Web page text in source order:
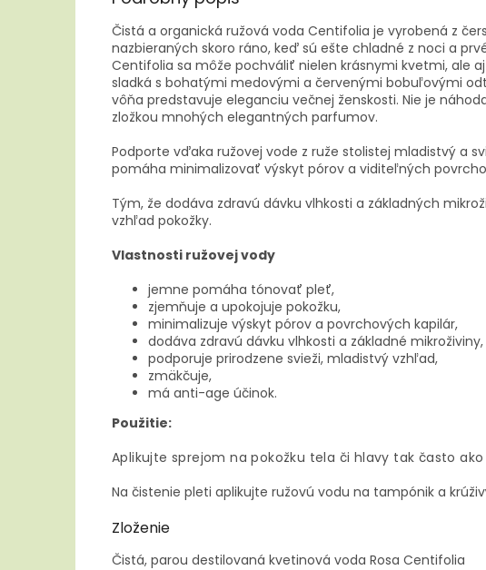
Čistá a organická ružová voda Centifolia je vyrobená z
nazbieraných skoro ráno, keď sú ešte chladné z noci a
Centifolia sa môže pochváliť nielen krásnymi kvetmi, ale
sladká s bohatými medovými a červenými bobuľovými
vôňa predstavuje eleganciu večnej ženskosti. Nie je
zložkou mnohých elegantných parfumov.
Podporte vďaka ružovej vode z ruže stolistej mladistvý a
pomáha minimalizovať výskyt pórov a viditeľných
Tým, že dodáva zdravú dávku vlhkosti a základných
vzhľad pokožky.
Vlastnosti ružovej vody
jemne pomáha tónovať pleť,
zjemňuje a upokojuje pokožku,
minimalizuje výskyt pórov a povrchových kapilár,
dodáva zdravú dávku vlhkosti a základné mikroživiny,
podporuje prirodzene svieži, mladistvý vzhľad,
zmäkčuje,
má anti-age účinok.
Použitie:
Aplikujte sprejom na pokožku tela či hlavy tak často
Na čistenie pleti aplikujte ružovú vodu na tampónik a
Zloženie
Čistá, parou destilovaná kvetinová voda Rosa Centifolia